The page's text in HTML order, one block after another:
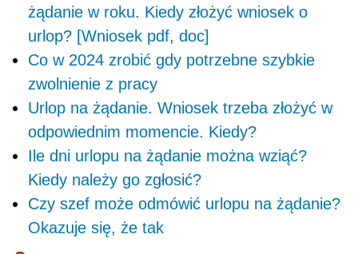
żądanie w roku. Kiedy złożyć wniosek o
urlop? [Wniosek pdf, doc]
Co w 2024 zrobić gdy potrzebne szybkie
zwolnienie z pracy
Urlop na żądanie. Wniosek trzeba złożyć w
odpowiednim momencie. Kiedy?
Ile dni urlopu na żądanie można wziąć?
Kiedy należy go zgłosić?
Czy szef może odmówić urlopu na żądanie?
Okazuje się, że tak